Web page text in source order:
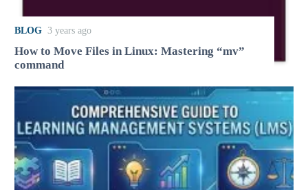
BLOG 3 years ago
How to Move Files in Linux: Mastering “mv”
command